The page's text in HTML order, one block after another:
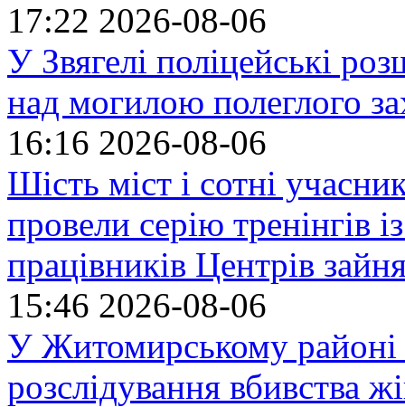
17:22 2026-08-06
У Звягелі поліцейські
над могилою полеглого
16:16 2026-08-06
Шість міст і сотні
провели серію тренінгів
працівників Центрів
15:46 2026-08-06
У Житомирському районі
розслідування вбивства